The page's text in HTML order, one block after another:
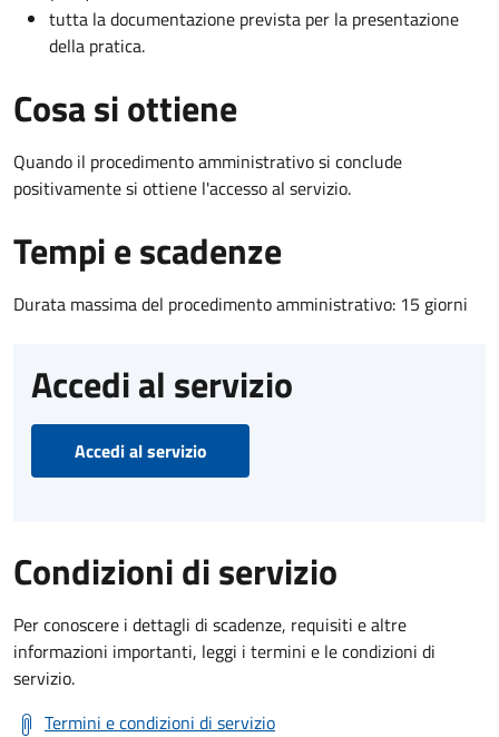
tutta la documentazione prevista per la presentazione
della pratica.
Cosa si ottiene
Quando il procedimento amministrativo si conclude
positivamente si ottiene l'accesso al servizio.
Tempi e scadenze
Durata massima del procedimento amministrativo: 15 giorni
Accedi al servizio
Accedi al servizio
Condizioni di servizio
Per conoscere i dettagli di scadenze, requisiti e altre
informazioni importanti, leggi i termini e le condizioni di
servizio.
Termini e condizioni di servizio